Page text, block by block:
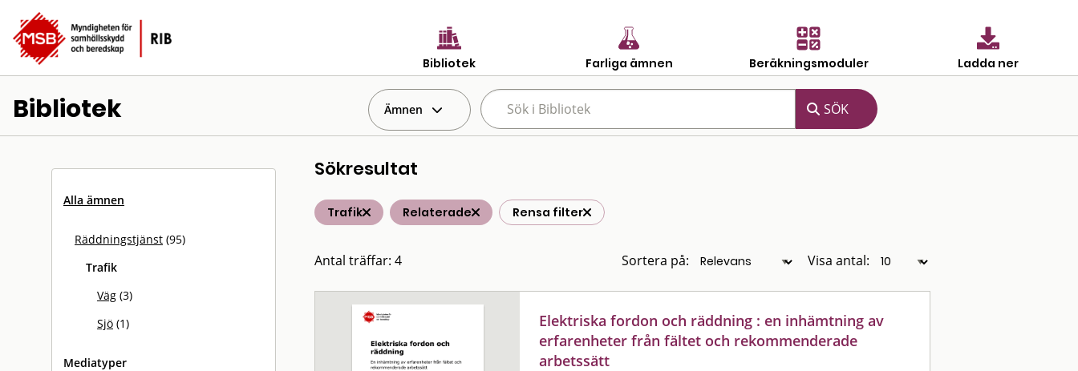
Bibliotek Farliga ämnen Beräkningsmoduler Ladda ner
Bibliotek Ämnen
Alla ämnen
Räddningstjänst (95)
Trafik
Väg (3)
Sjö (1)
Mediatyper
Sökresultat
Trafik Relaterade Rensa filter
Antal träffar: 4 Sortera på: Visa antal:
Elektriska fordon och räddning : en inhämtning av
erfarenheter från fältet och rekommenderade
arbetssätt